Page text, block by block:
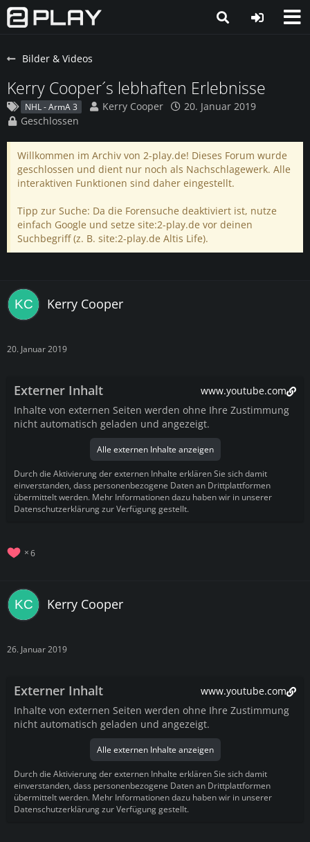
Bilder & Videos
Kerry Cooper´s lebhaften Erlebnisse
NHL - ArmA 3 Kerry Cooper
20. Januar 2019
Geschlossen
Willkommen im Archiv von 2-play.de! Dieses Forum wurde
geschlossen und dient nur noch als Nachschlagewerk. Alle
interaktiven Funktionen sind daher eingestellt.
Tipp zur Suche: Da die Forensuche deaktiviert ist, nutze
einfach Google und setze site:2-play.de vor deinen
Suchbegriff (z. B. site:2-play.de Altis Life).
Kerry Cooper
20. Januar 2019
Externer Inhalt
www.youtube.com
Inhalte von externen Seiten werden ohne Ihre Zustimmung
nicht automatisch geladen und angezeigt.
Alle externen Inhalte anzeigen
Durch die Aktivierung der externen Inhalte erklären Sie sich damit
einverstanden, dass personenbezogene Daten an Drittplattformen
übermittelt werden. Mehr Informationen dazu haben wir in unserer
Datenschutzerklärung zur Verfügung gestellt.
6
Kerry Cooper
26. Januar 2019
Externer Inhalt
www.youtube.com
Inhalte von externen Seiten werden ohne Ihre Zustimmung
nicht automatisch geladen und angezeigt.
Alle externen Inhalte anzeigen
Durch die Aktivierung der externen Inhalte erklären Sie sich damit
einverstanden, dass personenbezogene Daten an Drittplattformen
übermittelt werden. Mehr Informationen dazu haben wir in unserer
Datenschutzerklärung zur Verfügung gestellt.